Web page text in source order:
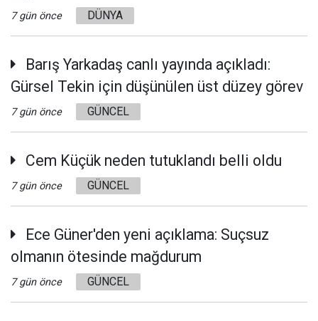
7 gün önce DÜNYA
Barış Yarkadaş canlı yayında açıkladı:
Gürsel Tekin için düşünülen üst düzey görev
7 gün önce GÜNCEL
Cem Küçük neden tutuklandı belli oldu
7 gün önce GÜNCEL
Ece Güner'den yeni açıklama: Suçsuz
olmanın ötesinde mağdurum
7 gün önce GÜNCEL